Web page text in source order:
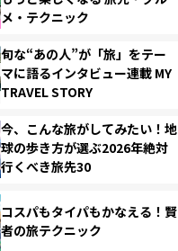
メ・テクニック
旬な“あの人”が「旅」をテー
マに語るインタビュー連載 MY
TRAVEL STORY
今、こんな旅がしてみたい！地
球の歩き方が選ぶ2026年絶対
行くべき旅先30
コスパもタイパもかなえる！賢
者の旅テクニック